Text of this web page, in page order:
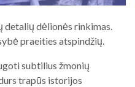
detalių dėlionės rinkimas.
praeities atspindžių.
subtilius žmonių
trapūs istorijos